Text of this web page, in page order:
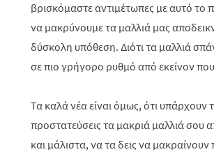
βρισκόμαστε αντιμέτωπες με αυτό το
να μακρύνουμε τα μαλλιά μας
δύσκολη υπόθεση. Διότι τα μαλλιά
σε πιο γρήγορο ρυθμό από εκείνον
Τα καλά νέα είναι όμως, ότι υπάρχουν
προστατεύσεις τα μακριά μαλλιά σου
και μάλιστα, να τα δεις να